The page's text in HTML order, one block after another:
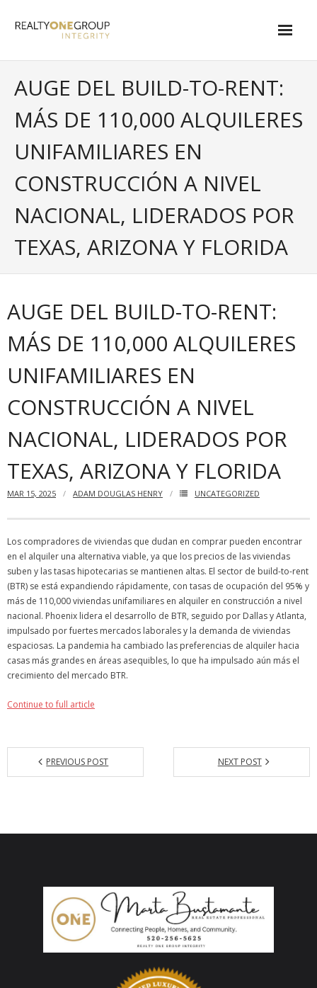
Contact
- Request a Relocation Package
- Contact Marta
Local Homes
Articles
Our Local Living
AUGE DEL BUILD-TO-RENT:
MÁS DE 110,000 ALQUILERES
UNIFAMILIARES EN
CONSTRUCCIÓN A NIVEL
NACIONAL, LIDERADOS POR
TEXAS, ARIZONA Y FLORIDA
AUGE DEL BUILD-TO-RENT:
MÁS DE 110,000 ALQUILERES
UNIFAMILIARES EN
CONSTRUCCIÓN A NIVEL
NACIONAL, LIDERADOS POR
TEXAS, ARIZONA Y FLORIDA
MAR 15, 2025 ADAM DOUGLAS HENRY UNCATEGORIZED
Los compradores de viviendas que dudan en comprar pueden encontrar
en el alquiler una alternativa viable, ya que los precios de las viviendas
suben y las tasas hipotecarias se mantienen altas. El sector de build-to-rent
(BTR) se está expandiendo rápidamente, con tasas de ocupación del 95% y
más de 110,000 viviendas unifamiliares en alquiler en construcción a nivel
nacional. Phoenix lidera el desarrollo de BTR, seguido por Dallas y Atlanta,
impulsado por fuertes mercados laborales y la demanda de viviendas
espaciosas. La pandemia ha cambiado las preferencias de alquiler hacia
casas más grandes en áreas asequibles, lo que ha impulsado aún más el
crecimiento del mercado BTR.
Continue to full article
PREVIOUS POST NEXT POST